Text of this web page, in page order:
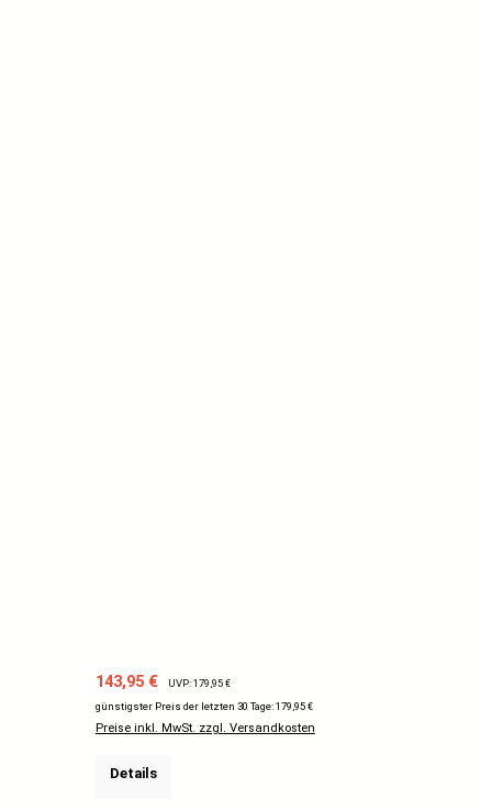
Verkaufspreis:
143,95 € Regulärer Preis:
UVP: 179,95 €
günstigster Preis der letzten 30 Tage: 179,95 €
Preise inkl. MwSt. zzgl. Versandkosten
Details